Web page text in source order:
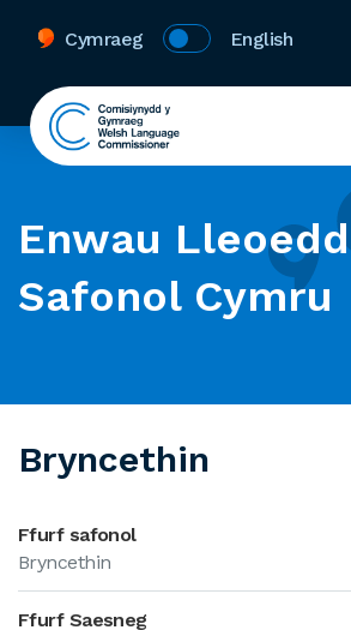
Cymraeg English
Enwau Lleoedd
Safonol Cymru
Bryncethin
Ffurf safonol
Bryncethin
Ffurf Saesneg